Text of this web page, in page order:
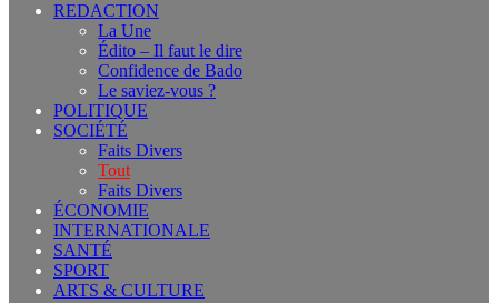
REDACTION
La Une
Édito – Il faut le dire
Confidence de Bado
Le saviez-vous ?
POLITIQUE
SOCIÉTÉ
Faits Divers
Tout
Faits Divers
ÉCONOMIE
INTERNATIONALE
SANTÉ
SPORT
ARTS & CULTURE